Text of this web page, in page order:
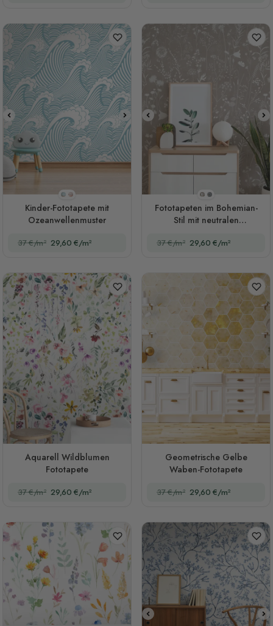
Stil 1
Stil 2
Kinder-Fototapete mit
Ozeanwellenmuster
37 €/m² 29,60 €/m²
Stil 1Stil 2
Fototapeten im Bohemian-
Stil mit neutralen
37 €/m² 29,60 €/m²
Aquarell Wildblumen
Fototapete
37 €/m² 29,60 €/m²
Geometrische Gelbe
Waben-Fototapete
37 €/m² 29,60 €/m²